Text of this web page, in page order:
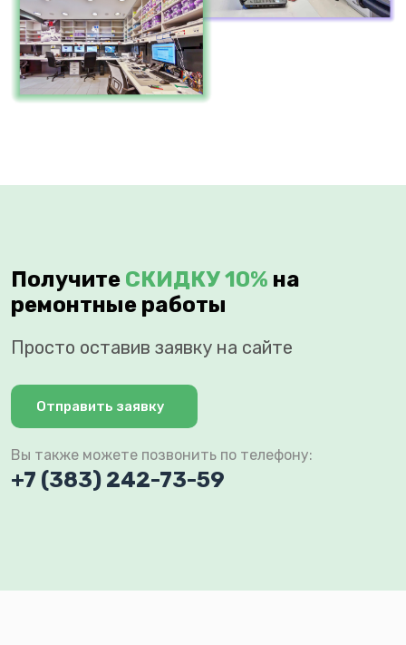
Получите СКИДКУ 10% на
ремонтные работы
Просто оставив заявку на сайте
Отправить заявку
Вы также можете позвонить по телефону:
+7 (383) 242-73-59